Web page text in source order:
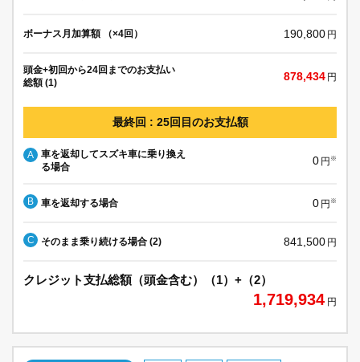
ボーナス月加算額 （×4回） 190,800 円
頭金+初回から24回までのお支払い
総額 (1)
878,434 円
最終回 : 25回目のお支払額
A
車を返却してスズキ車に乗り換え
る場合
0 円 ※
B 車を返却する場合 0 円 ※
C そのまま乗り続ける場合 (2) 841,500 円
クレジット支払総額（頭金含む）（1）+（2）
1,719,934 円